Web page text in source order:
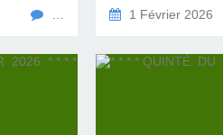
1 Février 2026